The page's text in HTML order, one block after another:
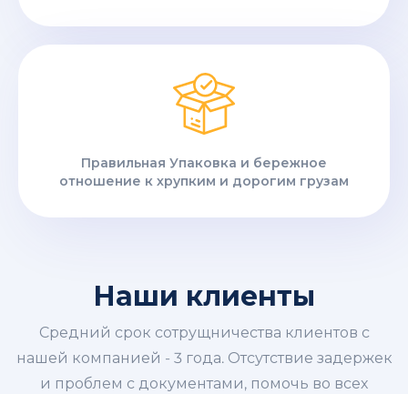
Правильная Упаковка и бережное
отношение к хрупким и дорогим грузам
Наши клиенты
Средний срок сотрущничества клиентов с
нашей компанией - 3 года. Отсутствие задержек
и проблем с документами, помочь во всех